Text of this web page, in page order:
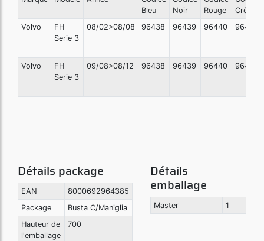
Bleu
Noir
Rouge
Crème
Volvo
FH
Serie 3
08/02>08/08 96438 96439 96440 96441
Volvo
FH
Serie 3
09/08>08/12 96438 96439 96440 96441
Détails package
EAN
8000692964385
Package
Busta C/Maniglia
Hauteur de
l'emballage
700
Détails
emballage
Master 1